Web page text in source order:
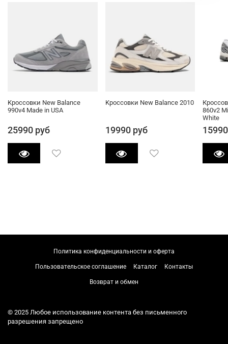
Kроссовки New Balance
990v4 Made in USA
25990 руб
Kроссовки New Balance 2010
19990 руб
860v2
White
Политика конфиденциальности и оферта
Пользовательское соглашение Каталог Контакты
Возврат и обмен
© 2025 Любое использование контента без письменного
разрешения запрещено